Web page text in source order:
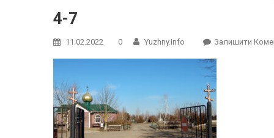
4-7
11.02.2022 0 Yuzhny.info Залишити